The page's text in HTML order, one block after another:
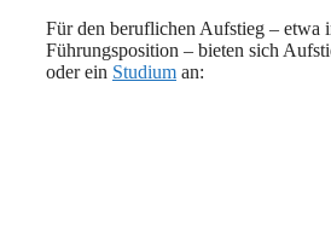
Für den beruflichen Aufstieg – etwa
Führungsposition – bieten sich
oder ein Studium an: